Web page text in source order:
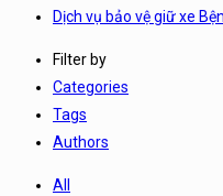
Dịch vụ bảo vệ giữ xe
Filter by
Categories
Tags
Authors
All